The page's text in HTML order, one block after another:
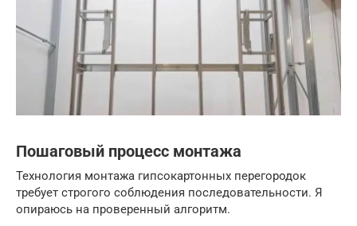
Пошаговый процесс монтажа
Технология монтажа гипсокартонных перегородок
требует строгого соблюдения последовательности. Я
опираюсь на проверенный алгоритм.